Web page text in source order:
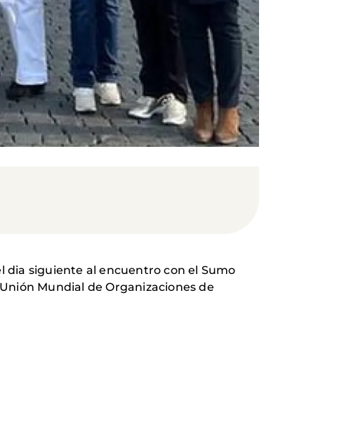
dia siguiente al encuentro con el Sumo
Mundial de Organizaciones de